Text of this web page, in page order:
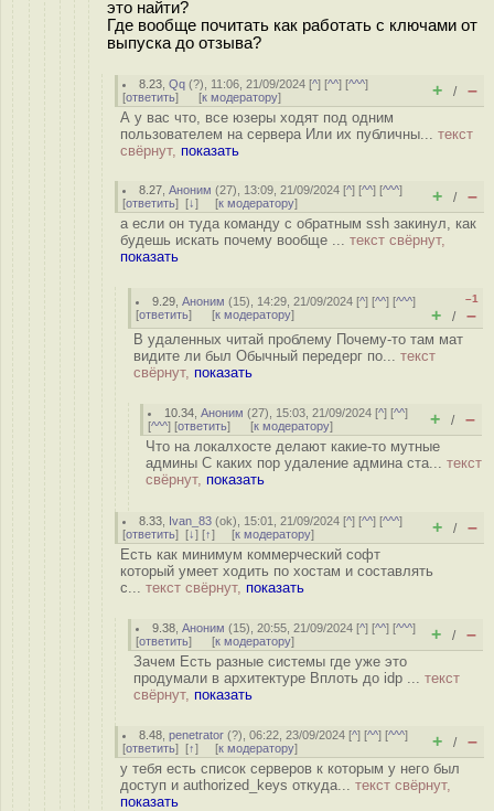
это найти?
Где вообще почитать как работать с ключами от
выпуска до отзыва?
8.23 ,Qq (?), 11:06, 21/09/2024 [^] [^^] [^^^]
[ответить] [к модератору] + / –
А у вас что, все юзеры ходят под одним
пользователем на сервера Или их публичны... текст
свёрнут, показать
8.27 ,Аноним (27), 13:09, 21/09/2024 [^] [^^] [^^^]
[ответить] [↓] [к модератору] + / –
а если он туда команду с обратным ssh закинул, как
будешь искать почему вообще ... текст свёрнут,
показать
9.29 ,Аноним (15), 14:29, 21/09/2024 [^] [^^] [^^^]
[ответить] [к модератору]
–1
+ / –
В удаленных читай проблему Почему-то там мат
видите ли был Обычный передерг по... текст
свёрнут, показать
10.34 ,Аноним (27), 15:03, 21/09/2024 [^] [^^]
[^^^] [ответить] [к модератору] + / –
Что на локалхосте делают какие-то мутные
админы С каких пор удаление админа ста... текст
свёрнут, показать
8.33 Ivan_83 (ok), 15:01, 21/09/2024 [^] [^^] [^^^]
[ответить] [↓] [↑] [к модератору] + / –
Есть как минимум коммерческий софт
который умеет ходить по хостам и составлять
с... текст свёрнут, показать
9.38 ,Аноним (15), 20:55, 21/09/2024 [^] [^^] [^^^]
[ответить] [к модератору] + / –
Зачем Есть разные системы где уже это
продумали в архитектуре Вплоть до idp ... текст
свёрнут, показать
8.48 ,penetrator (?), 06:22, 23/09/2024 [^] [^^] [^^^]
[ответить] [↑] [к модератору] + / –
у тебя есть список серверов к которым у него был
доступ и authorized_keys откуда... текст свёрнут,
показать